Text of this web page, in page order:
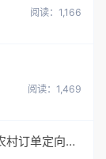
阅读：1,166
阅读：1,469
关于做好湖南省2025年农村订单定向免费本科医学生招生培养工作的通知